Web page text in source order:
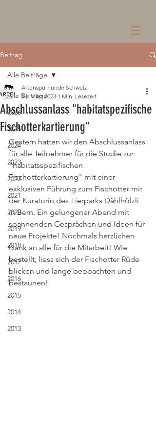
Beitrag
Alle Beiträge
2026
2025
2024
2023
2022
2021
2020
2019
2018
2017
2016
2015
2014
2013
Alle Beiträge
Abschlussanlass "habitatspezifische
Fischotterkartierung"
Artenspürhunde Schweiz
23. März 2023 1 Min. Lesezeit
Gestern hatten wir den Abschlussanlass
für alle Teilnehmer für die Studie zur
"habitatsspezifischen
Fischotterkartierung" mit einer
exklusiven Führung zum Fischotter mit
der Kuratorin des Tierparks Dählhölzli
in Bern. Ein gelungener Abend mit
spannenden Gesprächen und Ideen für
neue Projekte! Nochmals herzlichen
Dank an alle für die Mitarbeit! Wie
bestellt, liess sich der Fischotter Rüde
blicken und lange beobachten und
bestaunen!